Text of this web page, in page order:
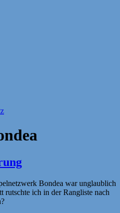
Bondea war unglaublich
rutschte ich in der Rangliste nach